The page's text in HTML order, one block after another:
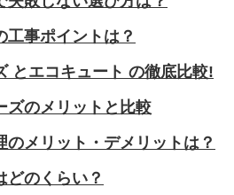
工事ポイントは？
とエコキュート の徹底比較!
ズのメリットと比較
のメリット・デメリットは？
どのくらい？